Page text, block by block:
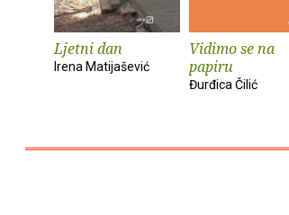
Ljetni dan
Irena Matijašević
Vidimo se na
papiru
Đurđica Čilić